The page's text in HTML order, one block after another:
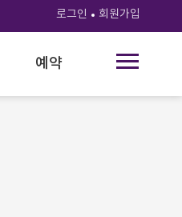
로그인 회원가입
예약